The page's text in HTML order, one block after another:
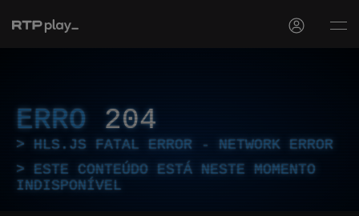
ERRO 204
HLS.JS FATAL ERROR - NETWORK ERROR
ESTE CONTEÚDO ESTÁ NESTE MOMENTO
INDISPONÍVEL